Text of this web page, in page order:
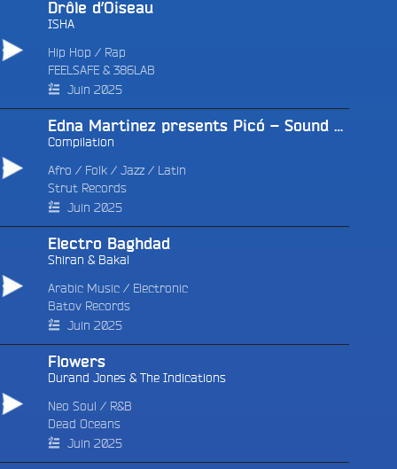
Drôle d’Oiseau
ISHA
Hip Hop / Rap
FEELSAFE & 386LAB
Juin 2025
Edna Martinez presents Picó – Sound System Culture From The Colombian Caribbean
Compilation
Afro / Folk / Jazz / Latin
Strut Records
Juin 2025
Electro Baghdad
Shiran & Bakal
Arabic Music / Electronic
Batov Records
Juin 2025
Flowers
Durand Jones & The Indications
Neo Soul / R&B
Dead Oceans
Juin 2025